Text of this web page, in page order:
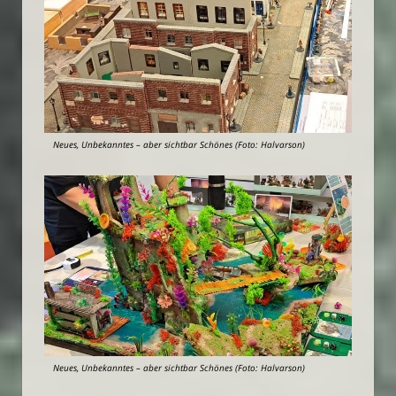
Neues, Unbekanntes – aber sichtbar Schönes (Foto: Halvarson)
Neues, Unbekanntes – aber sichtbar Schönes (Foto: Halvarson)